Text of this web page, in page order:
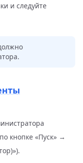
и следуйте
кнопке «Пуск» →